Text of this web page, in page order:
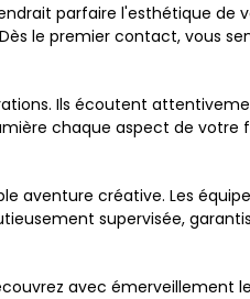
parfaire l'esthétique de
le premier contact, vous
Ils écoutent
chaque aspect de votre
aventure créative. Les
supervisée,
avec émerveillement